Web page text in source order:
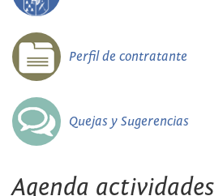
Perfil de contratante
Quejas y Sugerencias
Agenda actividades